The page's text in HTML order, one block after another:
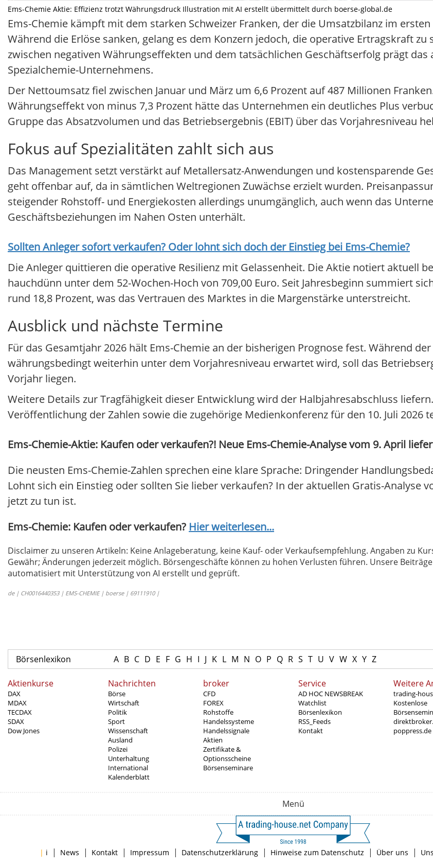
Ems-Chemie Aktie: Effizienz trotzt Währungsdruck Illustration mit AI erstellt übermittelt durch boerse-global.de
Ems-Chemie kämpft mit dem starken Schweizer Franken, der die Umsatzbilanz im
Während die Erlöse sanken, gelang es dem Konzern jedoch, die operative Ertragskraft zu
zwischen negativen Währungseffekten und dem tatsächlichen Geschäftserfolg prägt das
Spezialchemie-Unternehmens.
Der Nettoumsatz fiel zwischen Januar und März um 6,6 Prozent auf 487 Millionen
Währungseffekt von minus 7,3 Prozent hätte das Unternehmen ein deutliches Plus
Gruppe das Absatzvolumen und das Betriebsergebnis (EBIT) über das Vorjahresniveau
Fokus auf Spezialitäten zahlt sich aus
Das Management setzt verstärkt auf Metallersatz-Anwendungen und kostensparende
geht offenbar auf, da in sämtlichen Weltregionen Zuwächse erzielt wurden.
steigender Rohstoff- und Energiekosten allerdings unumgänglich, auch wenn das
Geschäftsbeziehungen im Nahen Osten unterhält.
Sollten Anleger sofort verkaufen? Oder lohnt sich doch der Einstieg bei Ems-Chemie?
Die Anleger quittieren die operative Resilienz mit Gelassenheit. Die Aktie notiert aktuell
hauchdünn unter dem 52-Wochen-Hoch von 709,00 Euro. Seit Jahresbeginn summiert
rund 18,8 Prozent, was das Vertrauen des Marktes in die Margenstärke unterstreicht.
Ausblick und nächste Termine
Für das Gesamtjahr 2026 hält Ems-Chemie an der bisherigen Prognose fest. Während
währungsbedingt weiterhin unter dem Vorjahresniveau erwartet wird, soll das
Vorjahr liegen.
Weitere Details zur Tragfähigkeit dieser Entwicklung wird der Halbjahresabschluss
Veröffentlichung der Zahlen sowie die zugehörige Medienkonferenz für den 10. Juli 2026
Ems-Chemie-Aktie: Kaufen oder verkaufen?! Neue Ems-Chemie-Analyse vom 9. April
Die neusten Ems-Chemie-Zahlen sprechen eine klare Sprache: Dringender
Lohnt sich ein Einstieg oder sollten Sie lieber verkaufen? In der aktuellen Gratis-Analyse
jetzt zu tun ist.
Ems-Chemie: Kaufen oder verkaufen? Hier weiterlesen...
Disclaimer zu unseren Artikeln: Keine Anlageberatung, keine Kauf- oder Verkaufsempfehlung. Angaben zu
Gewähr; Änderungen jederzeit möglich. Börsengeschäfte können zu hohen Verlusten führen. Unsere
automatisiert mit Unterstützung von AI erstellt und geprüft.
de | CH0016440353 | EMS-CHEMIE | boerse | 69111910 |
Börsenlexikon A B C D E F G H I J K L M N O P Q R S T U V W X Y Z
Aktienkurse
DAX
MDAX
TECDAX
SDAX
Dow Jones
Nachrichten
Börse
Wirtschaft
Politik
Sport
Wissenschaft
Ausland
Polizei
Unterhaltung
International
Kalenderblatt
broker
CFD
FOREX
Rohstoffe
Handelssysteme
Handelssignale
Aktien
Zertifikate &
Optionsscheine
Börsenseminare
Service
AD HOC NEWSBREAK
Watchlist
Börsenlexikon
RSS_Feeds
Kontakt
Weitere
trading-
Kostenlose
poppress.de
Menü
| i | News | Kontakt | Impressum | Datenschutzerklärung | Hinweise zum Datenschutz | Über uns |